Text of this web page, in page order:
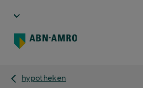
hypotheken